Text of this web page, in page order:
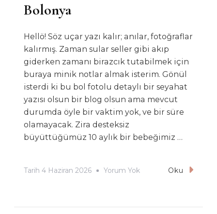
Bolonya
Hellö! Söz uçar yazı kalır; anılar, fotoğraflar
kalırmış. Zaman sular seller gibi akıp
giderken zamanı birazcık tutabilmek için
buraya minik notlar almak isterim. Gönül
isterdi ki bu bol fotolu detaylı bir seyahat
yazısı olsun bir blog olsun ama mevcut
durumda öyle bir vaktim yok, ve bir süre
olamayacak. Zira desteksiz
büyüttüğümüz 10 aylık bir bebeğimiz …
Tarih 4 Haziran 2026 Yorum YokBolonya Oku